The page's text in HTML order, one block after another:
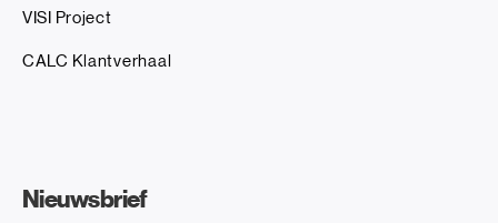
VISI Project
CALC Klantverhaal
Nieuwsbrief